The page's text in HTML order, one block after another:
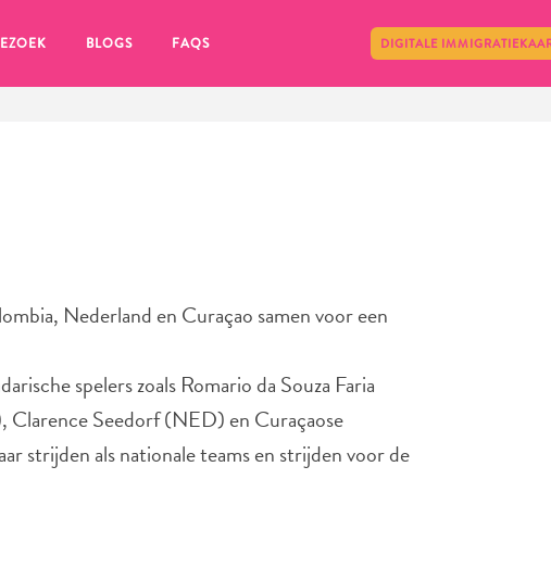
BLOGS FAQS DIGITALE
Nederland en Curaçao samen voor een
spelers zoals Romario da Souza Faria
Seedorf (NED) en Curaçaose
strijden als nationale teams en strijden voor de